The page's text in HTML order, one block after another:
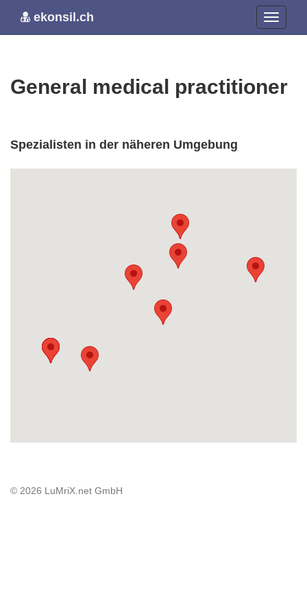
ekonsil.ch
General medical practitioner
Spezialisten in der näheren Umgebung
© 2026 LuMriX.net GmbH